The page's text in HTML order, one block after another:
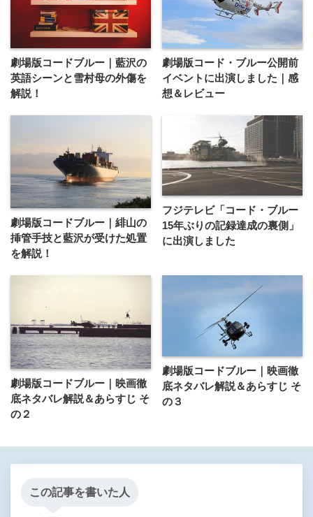
劇場版コードブルー｜藍沢の
英語シーンと雪村母の外傷を
解説！
劇場版コード・ブルー公開前
イベントに出演しました｜感
想＆レビュー
劇場版コードブルー｜緋山の
挿管手技と藍沢が受けた処置
を解説！
フジテレビ「コード・ブルー
15年ぶりの記録達成の裏側」
に出演しました
劇場版コードブルー｜映画徹
底ネタバレ解説＆あらすじ そ
の２
劇場版コードブルー｜映画徹
底ネタバレ解説＆あらすじ そ
の３
この記事を書いた人